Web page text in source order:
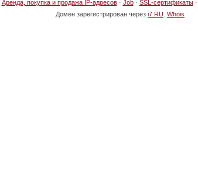
Аренда, покупка и продажа IP-адресов· Job· SSL-сертификаты·
Домен зарегистрирован через i7.RU Whois